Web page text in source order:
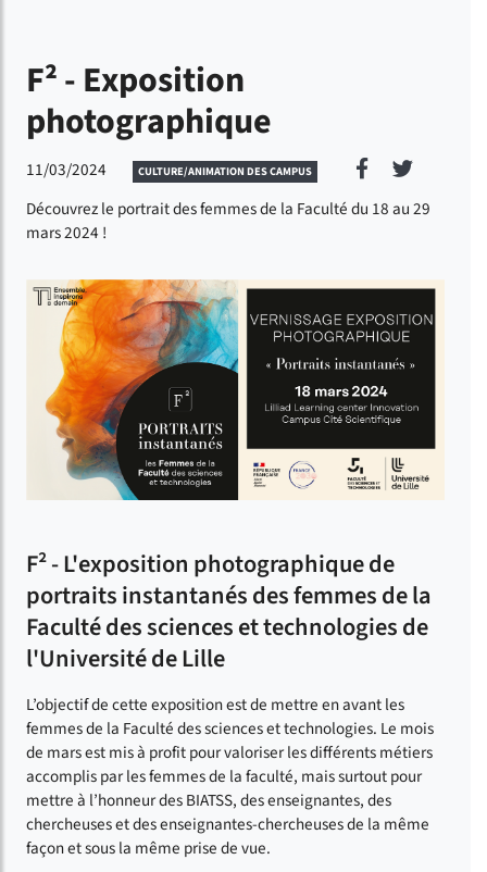
F² - Exposition
photographique
11/03/2024 CULTURE/ANIMATION DES CAMPUS Partager sur
Découvrez le portrait des femmes de la Faculté du 18 au 29
mars 2024 !
F² - L'exposition photographique de
portraits instantanés des femmes de la
Faculté des sciences et technologies de
l'Université de Lille
L’objectif de cette exposition est de mettre en avant les
femmes de la Faculté des sciences et technologies. Le mois
de mars est mis à profit pour valoriser les différents métiers
accomplis par les femmes de la faculté, mais surtout pour
mettre à l’honneur des BIATSS, des enseignantes, des
chercheuses et des enseignantes-chercheuses de la même
façon et sous la même prise de vue.